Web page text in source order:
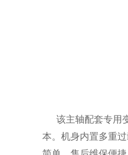
该主轴配套专用变
本。机身内置多重